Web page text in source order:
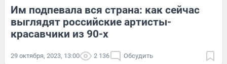
Им подпевала вся страна: как сейчас
выглядят российские артисты-
красавчики из 90-х
29 октября, 2023, 13:00 2 136 Обсудить